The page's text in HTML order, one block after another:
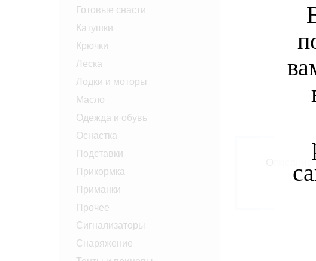
Готовые снасти
Катушки
Крючки
Леска
Лодки и моторы
Масло
Одежда и обувь
Оснастка
Подставки
Прикормка
Приманки
Прочее
Сигнализаторы
Снаряжение
Описание